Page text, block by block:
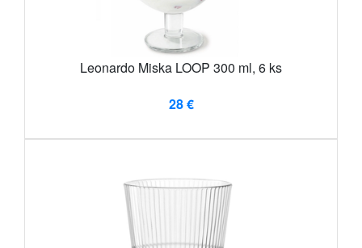
Leonardo Miska LOOP 300 ml, 6 ks
28 €